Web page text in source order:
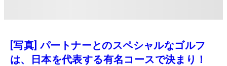
[写真] パートナーとのスペシャルなゴルフ
は、日本を代表する有名コースで決まり！